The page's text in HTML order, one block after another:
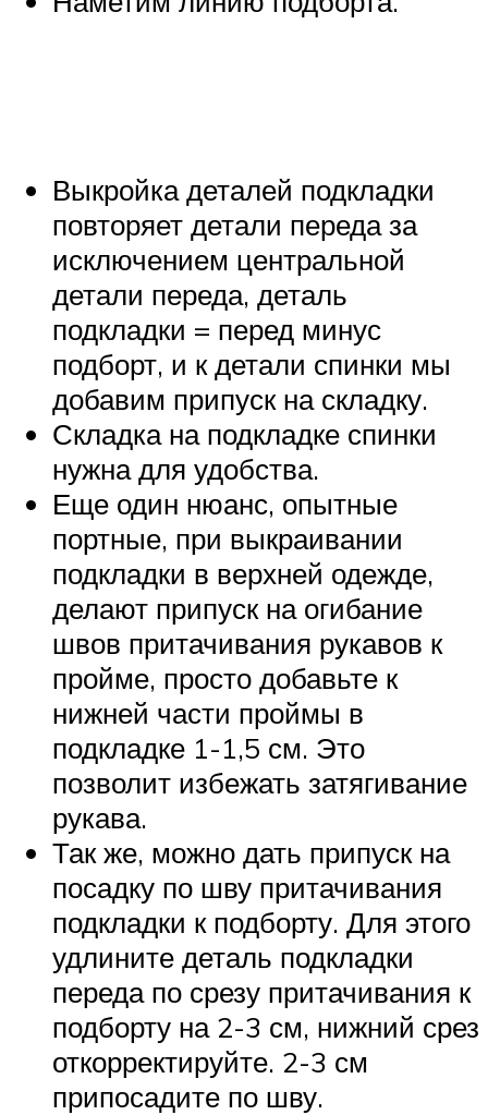
Выкройка деталей подкладки
повторяет детали переда за
исключением центральной
детали переда, деталь
подкладки = перед минус
подборт, и к детали спинки мы
добавим припуск на складку.
Складка на подкладке спинки
нужна для удобства.
Еще один нюанс, опытные
портные, при выкраивании
подкладки в верхней одежде,
делают припуск на огибание
швов притачивания рукавов к
пройме, просто добавьте к
нижней части проймы в
подкладке 1-1,5 см. Это
позволит избежать затягивание
рукава.
Так же, можно дать припуск на
посадку по шву притачивания
подкладки к подборту. Для этого
удлините деталь подкладки
переда по срезу притачивания к
подборту на 2-3 см, нижний срез
откорректируйте. 2-3 см
припосадите по шву.